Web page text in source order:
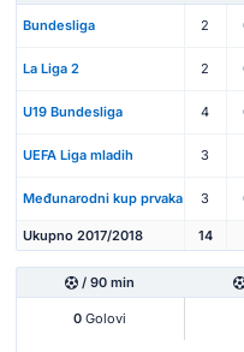
Bundesliga 2
La Liga 2 2
U19 Bundesliga 4
UEFA Liga mladih 3
Međunarodni kup prvaka 3
Ukupno 2017/2018 14
/ 90 min
0 Golovi